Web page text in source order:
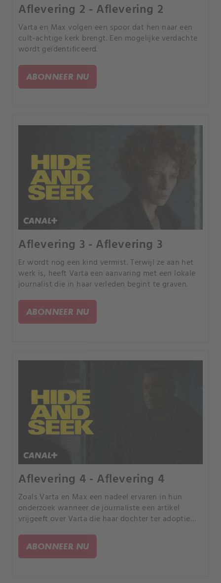
Aflevering 2 - Aflevering 2
Varta en Max volgen een spoor dat hen naar een
cult-achtige kerk brengt. Een mogelijke verdachte
wordt geïdentificeerd.
ABONNEER NU
Aflevering 3 - Aflevering 3
Er wordt nog een kind vermist. Terwijl ze aan het
werk is, heeft Varta een aanvaring met een lokale
journalist die in haar verleden begint te graven.
ABONNEER NU
Aflevering 4 - Aflevering 4
Zoals Varta en Max een nadeel ervaren in hun
onderzoek wanneer de journaliste een artikel
vrijgeeft over Varta die haar dochter ter adoptie
ABONNEER NU